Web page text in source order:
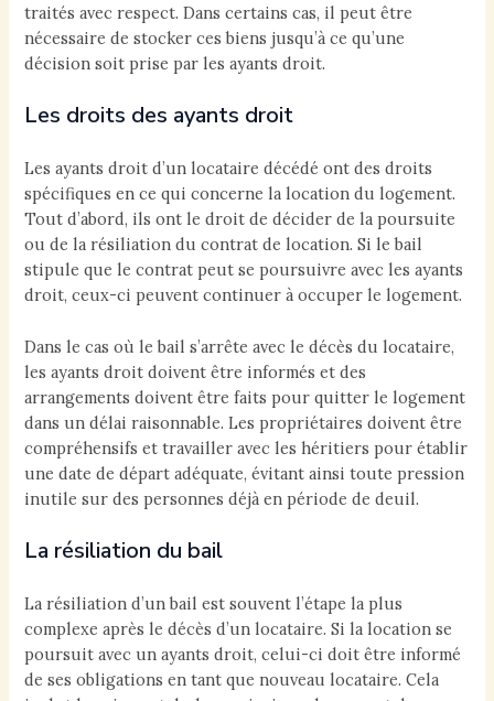
traités avec respect. Dans certains cas, il peut être
nécessaire de stocker ces biens jusqu’à ce qu’une
décision soit prise par les ayants droit.
Les droits des ayants droit
Les ayants droit d’un locataire décédé ont des droits
spécifiques en ce qui concerne la location du logement.
Tout d’abord, ils ont le droit de décider de la poursuite
ou de la résiliation du contrat de location. Si le bail
stipule que le contrat peut se poursuivre avec les ayants
droit, ceux-ci peuvent continuer à occuper le logement.
Dans le cas où le bail s’arrête avec le décès du locataire,
les ayants droit doivent être informés et des
arrangements doivent être faits pour quitter le logement
dans un délai raisonnable. Les propriétaires doivent être
compréhensifs et travailler avec les héritiers pour établir
une date de départ adéquate, évitant ainsi toute pression
inutile sur des personnes déjà en période de deuil.
La résiliation du bail
La résiliation d’un bail est souvent l’étape la plus
complexe après le décès d’un locataire. Si la location se
poursuit avec un ayants droit, celui-ci doit être informé
de ses obligations en tant que nouveau locataire. Cela